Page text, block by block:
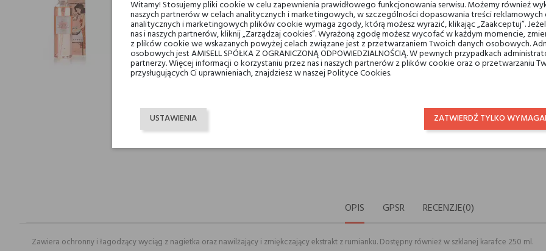
Podziel się:
UDOSTĘPNIJTWEETUJ
Min. 3 próbki gratis do
OPIS GPSR RECENZJE(0)
Zawiera ochronny i łagodzący wyciąg z nagietka oraz nawilżający i zmiękczający ekstrakt z rumianku. Dostępny również w szklanej karafce 250 ml.
Witamy! Stosujemy pliki cookie w celu zapewnienia prawidłowego funkcjonowania serwisu. Możemy również
naszych partnerów w celach analitycznych i marketingowych, w szczególności dopasowania treści
analitycznych i marketingowych plików cookie wymaga zgody, którą możesz wyrazić, klikając „Zaakceptuj”.
nas i naszych partnerów, kliknij „Zarządzaj cookies”. Wyrażoną zgodę możesz wycofać w każdym momencie,
z plików cookie we wskazanych powyżej celach związane jest z przetwarzaniem Twoich danych osobowych.
osobowych jest AMISELL SPÓŁKA Z OGRANICZONĄ ODPOWIEDZIALNOŚCIĄ. W pewnych przypadkach
partnerzy. Więcej informacji o korzystaniu przez nas i naszych partnerów z plików cookie oraz o przetwarzaniu
przysługujących Ci uprawnieniach, znajdziesz w naszej Polityce Cookies.
USTAWIENIA ZATWIERDŹ TYLKO